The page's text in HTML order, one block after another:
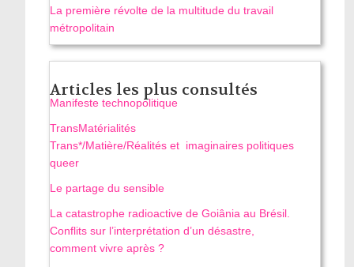
La première révolte de la multitude du travail
métropolitain
Articles les plus consultés
Manifeste technopolitique
TransMatérialités
Trans*/Matière/Réalités et imaginaires politiques
queer
Le partage du sensible
La catastrophe radioactive de Goiânia au Brésil.
Conflits sur l’interprétation d’un désastre,
comment vivre après ?